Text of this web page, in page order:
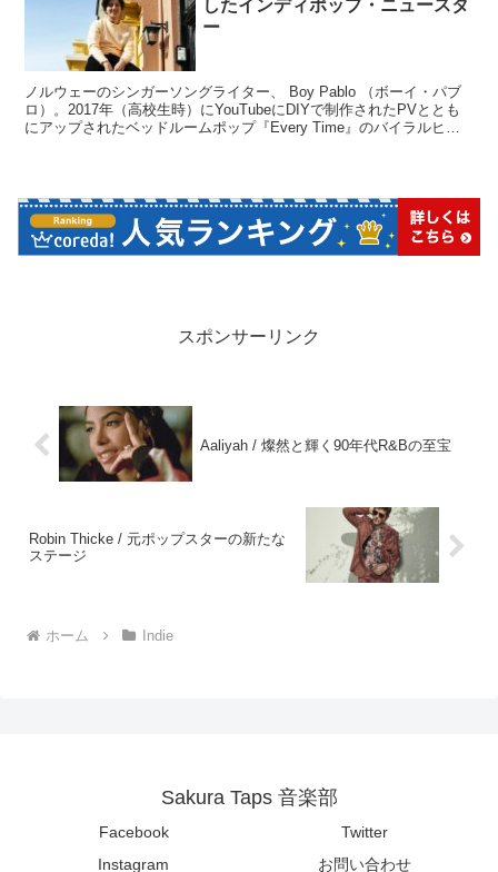
したインディポップ・ニュースタ
ー
ノルウェーのシンガーソングライター、 Boy Pablo （ボーイ・パブ
ロ）。2017年（高校生時）にYouTubeにDIYで制作されたPVととも
にアップされたベッドルームポップ『Every Time』のバイラルヒッ
スポンサーリンク
Aaliyah / 燦然と輝く90年代R&Bの至宝
Robin Thicke / 元ポップスターの新たな
ステージ
ホーム Indie
Sakura Taps 音楽部
Facebook
Twitter
Instagram
お問い合わせ